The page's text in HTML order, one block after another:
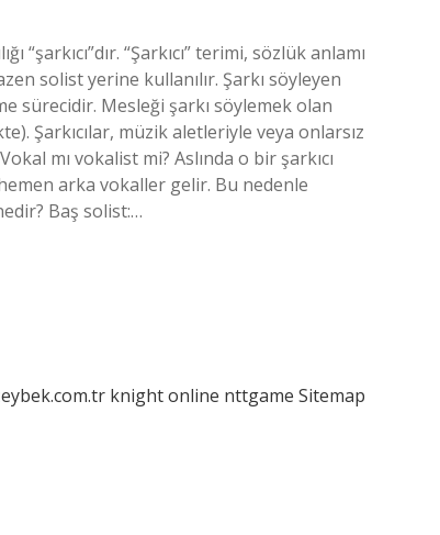
“Şarkıcı” terimi, sözlük anlamı
solist yerine kullanılır. Şarkı söyleyen
sürecidir. Mesleği şarkı söylemek olan
Şarkıcılar, müzik aletleriyle veya onlarsız
mı vokalist mi? Aslında o bir şarkıcı
arka vokaller gelir. Bu nedenle
Baş solist:…
knight online nttgame Sitemap